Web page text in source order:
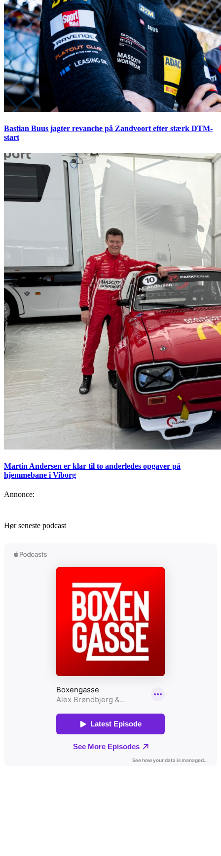
Bastian Buus jagter revanche på Zandvoort efter stærk DTM-
start
Martin Andersen er klar til to anderledes opgaver på
hjemmebane i Viborg
Annonce:
Hør seneste podcast